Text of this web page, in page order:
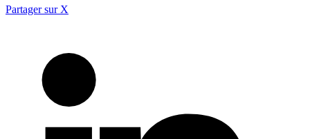
Partager sur X